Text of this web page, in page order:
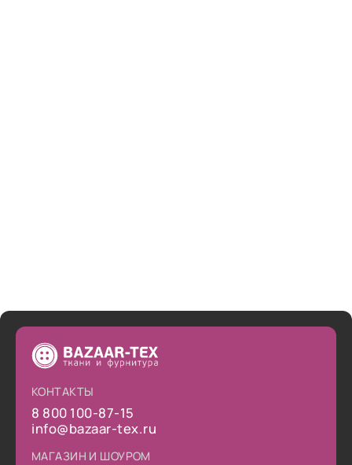
КОНТАКТЫ
8 800 100-87-15
info@bazaar-tex.ru
МАГАЗИН И ШОУРОМ